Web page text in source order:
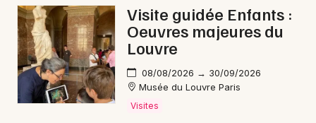
Visite guidée Enfants :
Oeuvres majeures du
Louvre
08/08/2026 → 30/09/2026
Musée du Louvre Paris
Visites